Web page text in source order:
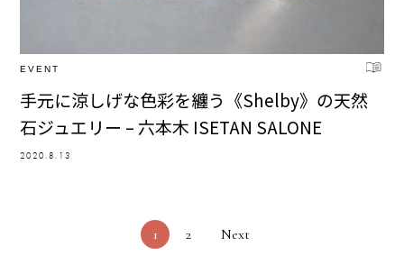
EVENT
手元に涼しげな色彩を纏う《Shelby》の天然
石ジュエリー – 六本木 ISETAN SALONE
2020.8.13
1 2 Next